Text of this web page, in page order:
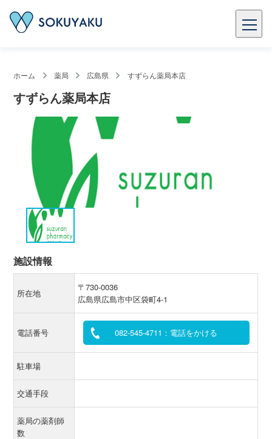
ホーム 薬局 広島県 すずらん薬局本店
すずらん薬局本店
施設情報
所在地
〒730-0036
広島県広島市中区袋町4-1
電話番号 082-545-4711：電話をかける
駐車場
交通手段
薬局の薬剤師
数